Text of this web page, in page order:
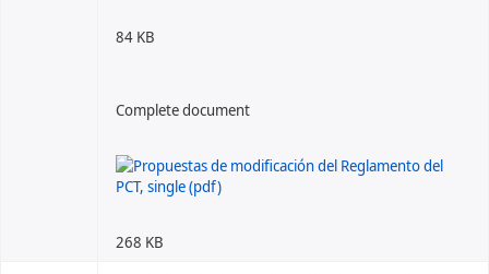
84 KB
Complete document
268 KB